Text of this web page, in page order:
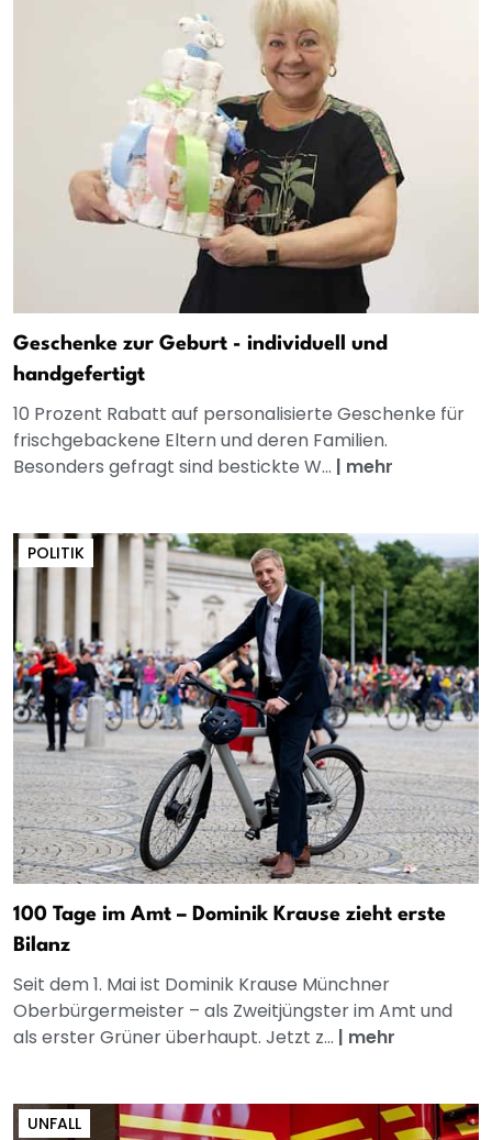
Geschenke zur Geburt - individuell und
handgefertigt
10 Prozent Rabatt auf personalisierte Geschenke für
frischgebackene Eltern und deren Familien.
Besonders gefragt sind bestickte W... | mehr
POLITIK
100 Tage im Amt – Dominik Krause zieht erste
Bilanz
Seit dem 1. Mai ist Dominik Krause Münchner
Oberbürgermeister – als Zweitjüngster im Amt und
als erster Grüner überhaupt. Jetzt z... | mehr
UNFALL